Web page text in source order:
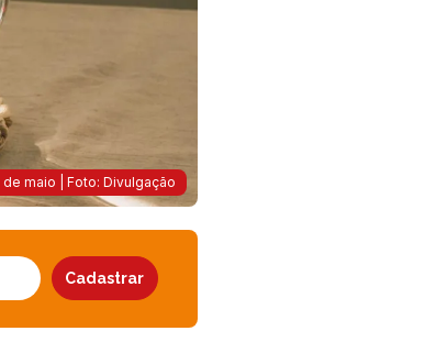
maio | Foto: Divulgação